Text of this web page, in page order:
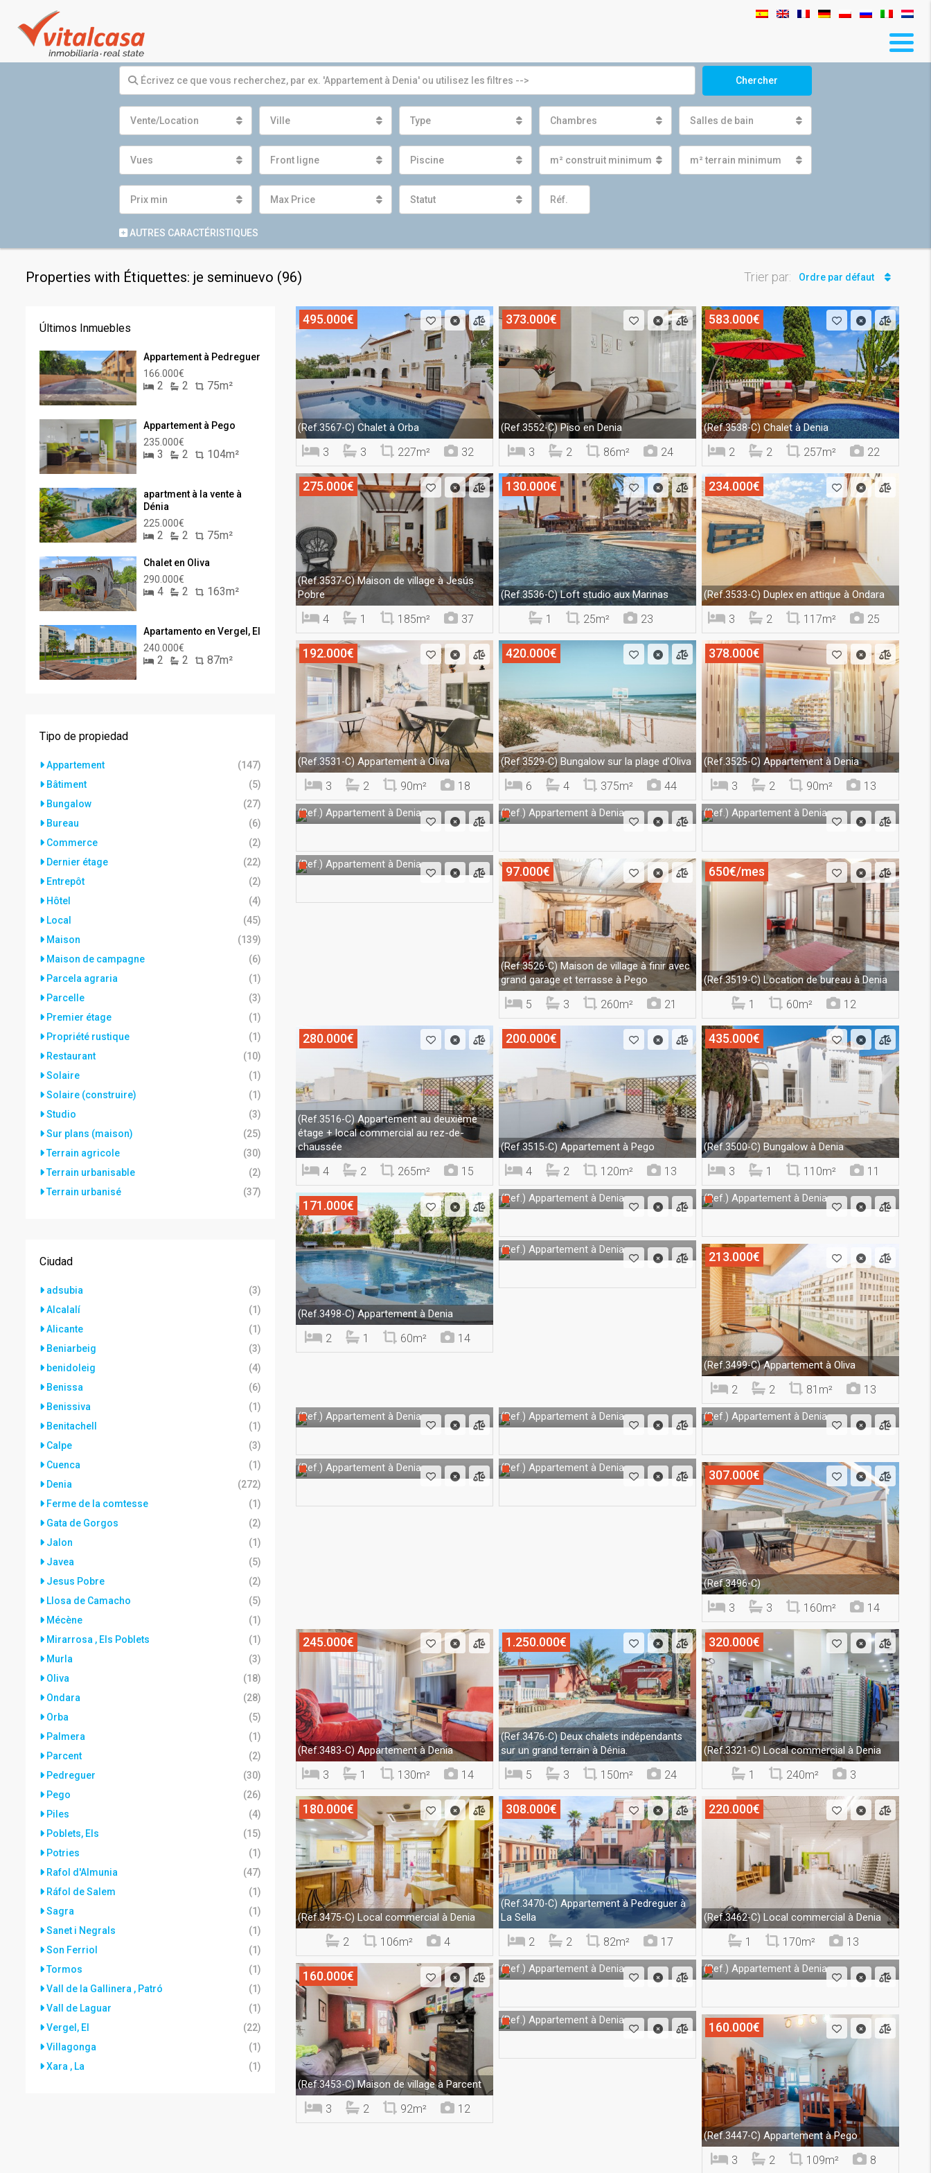
Chercher
Vente/Location Ville Type Chambres Salles de bain
Vues Front ligne Piscine m² construit minimum m² terrain minimum
Prix ​​min Max Price Statut
AUTRES CARACTÉRISTIQUES
Properties with Étiquettes: je seminuevo (96) Trier par: Ordre par défaut
495.000€
(Ref.3567-C) Chalet à Orba
3 3 227m² 32
373.000€
(Ref.3552-C) Piso en Denia
3 2 86m² 24
583.000€
(Ref.3538-C) Chalet à Denia
2 2 257m² 22
275.000€
(Ref.3537-C)Maison de village à Jesús
Pobre
4 1 185m² 37
130.000€
(Ref.3536-C)Loft studio aux Marinas
1 25m² 23
234.000€
(Ref.3533-C) Duplex en attique à Ondara
3 2 117m² 25
192.000€
(Ref.3531-C) Appartement à Oliva
3 2 90m² 18
420.000€
(Ref.3529-C)Bungalow sur la plage d’Oliva
6 4 375m² 44
378.000€
(Ref.3525-C) Appartement à Denia
3 2 90m² 13
(Ref.) Appartement à Denia (Ref.) Appartement à Denia (Ref.) Appartement à Denia
(Ref.) Appartement à Denia 97.000€
(Ref.3526-C)Maison de village à finir avec
grand garage et terrasse à Pego
5 3 260m² 21
650€/mes
(Ref.3519-C) Location de bureau à Denia
1 60m² 12
280.000€
(Ref.3516-C) Appartement au deuxième
étage + local commercial au rez-de-
chaussée
4 2 265m² 15
200.000€
(Ref.3515-C) Appartement à Pego
4 2 120m² 13
435.000€
(Ref.3500-C) Bungalow à Denia
3 1 110m² 11
171.000€
(Ref.3498-C)Appartement à Denia
2 1 60m² 14
(Ref.) Appartement à Denia (Ref.) Appartement à Denia
(Ref.) Appartement à Denia 213.000€
(Ref.3499-C)Appartement à Oliva
2 2 81m² 13
(Ref.) Appartement à Denia (Ref.) Appartement à Denia (Ref.) Appartement à Denia
(Ref.) Appartement à Denia (Ref.) Appartement à Denia 307.000€
(Ref.3496-C)
3 3 160m² 14
245.000€
(Ref.3483-C) Appartement à Denia
3 1 130m² 14
1.250.000€
(Ref.3476-C)Deux chalets indépendants
sur un grand terrain à Dénia.
5 3 150m² 24
320.000€
(Ref.3321-C) Local commercial à Denia
1 240m² 3
180.000€
(Ref.3475-C) Local commercial à Denia
2 106m² 4
308.000€
(Ref.3470-C) Appartement à Pedreguer à
La Sella
2 2 82m² 17
220.000€
(Ref.3462-C)Local commercial à Denia
1 170m² 13
160.000€
(Ref.3453-C)Maison de village à Parcent
3 2 92m² 12
(Ref.) Appartement à Denia (Ref.) Appartement à Denia
(Ref.) Appartement à Denia 160.000€
(Ref.3447-C) Appartement à Pego
3 2 109m² 8
Últimos Inmuebles
Appartement à Pedreguer
166.000€
2 2 75m²
Appartement à Pego
235.000€
3 2 104m²
apartment à la vente à
Dénia
225.000€
2 2 75m²
Chalet en Oliva
290.000€
4 2 163m²
Apartamento en Vergel, El
240.000€
2 2 87m²
Tipo de propiedad
Appartement
(147)
Bâtiment
(5)
Bungalow
(27)
Bureau
(6)
Commerce
(2)
Dernier étage
(22)
Entrepôt
(2)
Hôtel
(4)
Local
(45)
Maison
(139)
Maison de campagne
(6)
Parcela agraria
(1)
Parcelle
(3)
Premier étage
(1)
Propriété rustique
(1)
Restaurant
(10)
Solaire
(1)
Solaire (construire)
(1)
Studio
(3)
Sur plans (maison)
(25)
Terrain agricole
(30)
Terrain urbanisable
(2)
Terrain urbanisé
(37)
Ciudad
adsubia
(3)
Alcalalí
(1)
Alicante
(1)
Beniarbeig
(3)
benidoleig
(4)
Benissa
(6)
Benissiva
(1)
Benitachell
(1)
Calpe
(3)
Cuenca
(1)
Denia
(272)
Ferme de la comtesse
(1)
Gata de Gorgos
(2)
Jalon
(1)
Javea
(5)
Jesus Pobre
(2)
Llosa de Camacho
(5)
Mécène
(1)
Mirarrosa , Els Poblets
(1)
Murla
(3)
Oliva
(18)
Ondara
(28)
Orba
(5)
Palmera
(1)
Parcent
(2)
Pedreguer
(30)
Pego
(26)
Piles
(4)
Poblets, Els
(15)
Potries
(1)
Rafol d'Almunia
(47)
Ráfol de Salem
(1)
Sagra
(1)
Sanet i Negrals
(1)
Son Ferriol
(1)
Tormos
(1)
Vall de la Gallinera , Patró
(1)
Vall de Laguar
(1)
Vergel, El
(22)
Villagonga
(1)
Xara , La
(1)